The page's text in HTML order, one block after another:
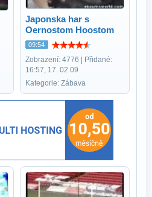
Japonska har s
Oernostom Hoostom
09:54
Zobrazení: 4776 | Přidané:
16:57, 17. 02 09
Kategorie: Zábava